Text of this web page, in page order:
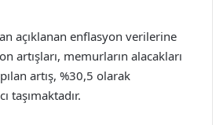
açıklanan enflasyon verilerine
artışları, memurların alacakları
artış, %30,5 olarak
taşımaktadır.